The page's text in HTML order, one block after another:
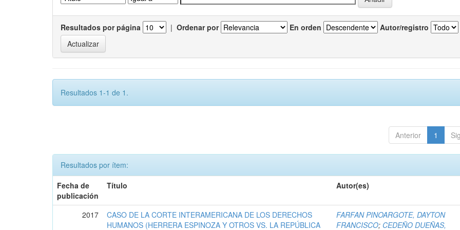
Resultados por página | Ordenar por En orden Autor/registro
Resultados 1-1 de 1.
Anterior 1
Resultados por ítem:
Fecha de
publicación
Título Autor(es)
2017
CASO DE LA CORTE INTERAMERICANA DE LOS DERECHOS
HUMANOS (HERRERA ESPINOZA Y OTROS VS. LA REPÚBLICA
FARFAN PINOARGOTE, DAYTON
FRANCISCO; CEDEÑO DUEÑAS,